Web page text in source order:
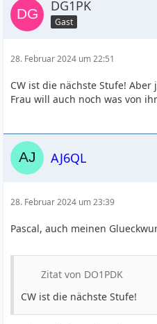
DG1PK
Gast
28. Februar 2024 um 22:51
CW ist die nächste Stufe! Aber
Frau will auch noch was von
AJ6QL
28. Februar 2024 um 23:39
Pascal, auch meinen
Zitat von DO1PDK
CW ist die nächste Stufe!